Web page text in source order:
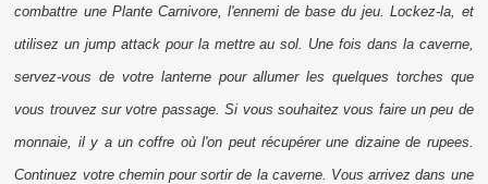
combattre une Plante Carnivore, l'ennemi de base du jeu. Lockez-la, et
utilisez unjump attack pour la mettre au sol. Une fois dans la caverne,
servez-vous de votre lanterne pour allumer les quelques torches que
vous trouvez sur votre passage. Si vous souhaitez vous faire un peu de
monnaie, il y a un coffre où l'on peut récupérer une dizaine de rupees
Continuez votre chemin pour sortir de la caverne. Vous arrivez dans une